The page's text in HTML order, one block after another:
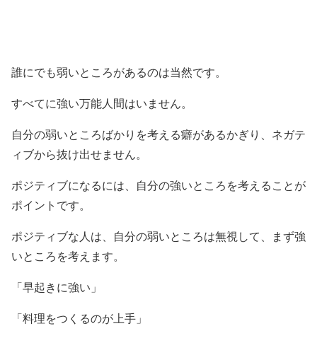
誰にでも弱いところがあるのは当然です。
すべてに強い万能人間はいません。
自分の弱いところばかりを考える癖があるかぎり、ネガテ
ィブから抜け出せません。
ポジティブになるには、自分の強いところを考えることが
ポイントです。
ポジティブな人は、自分の弱いところは無視して、まず強
いところを考えます。
「早起きに強い」
「料理をつくるのが上手」